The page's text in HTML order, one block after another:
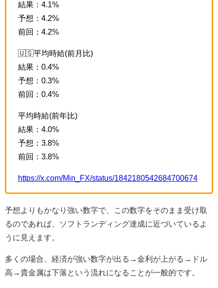
結果：4.1%
予想：4.2%
前回：4.2%
🇺🇸平均時給(前月比)
結果：0.4%
予想：0.3%
前回：0.4%
平均時給(前年比)
結果：4.0%
予想：3.8%
前回：3.8%
https://x.com/Min_FX/status/1842180542684700674
予想よりもかなり強い数字で、この数字をそのまま受け取
るのであれば、ソフトランディング達成に近づいているよ
うに見えます。
多くの場合、経済が強い数字が出る→金利が上がる→ドル
高→貴金属は下落という流れになることが一般的です。